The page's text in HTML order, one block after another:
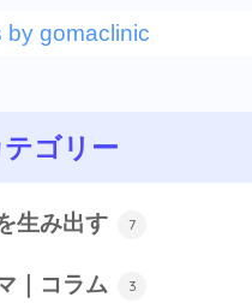
by gomaclinic
ゴリー
生み出す 7
｜コラム 3